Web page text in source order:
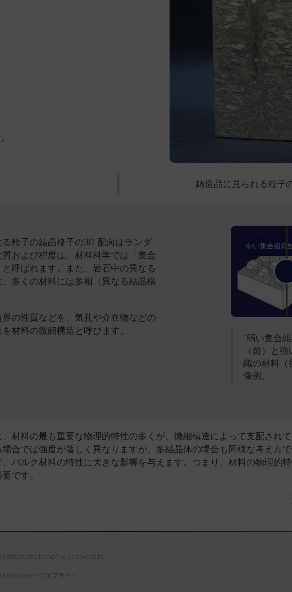
鋳造品に見られる粒子
粒子の結晶格子の3D 配向はランダ
および程度は、材料科学では「集合
呼ばれます。また、岩石中の異なる
多くの材料には多相（異なる結晶構
の性質などを、気孔や介在物などの
材料の微細構造と呼びます。
弱い集合組織
*弱い集合
（前）と
織の材料（
像例。
材料の最も重要な物理的特性の多くが、微細構造によって支配され
合では強度が著しく異なりますが、多結晶体の場合も同様な考え方
、バルク材料の特性に大きな影響を与えます。つまり、材料の物理的
です。
Instruments NanoAnalysis website
Instruments ウェブサイト